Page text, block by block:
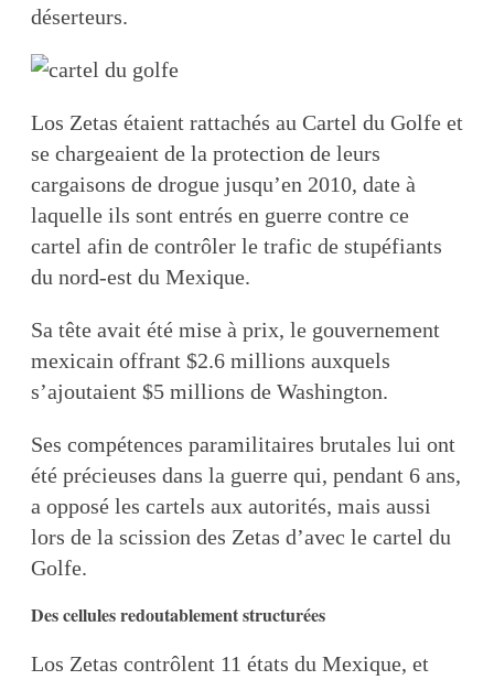
déserteurs.
Los Zetas étaient rattachés au Cartel du Golfe et
se chargeaient de la protection de leurs
cargaisons de drogue jusqu’en 2010, date à
laquelle ils sont entrés en guerre contre ce
cartel afin de contrôler le trafic de stupéfiants
du nord-est du Mexique.
Sa tête avait été mise à prix, le gouvernement
mexicain offrant $2.6 millions auxquels
s’ajoutaient $5 millions de Washington.
Ses compétences paramilitaires brutales lui ont
été précieuses dans la guerre qui, pendant 6 ans,
a opposé les cartels aux autorités, mais aussi
lors de la scission des Zetas d’avec le cartel du
Golfe.
Des cellules redoutablement structurées
Los Zetas contrôlent 11 états du Mexique, et